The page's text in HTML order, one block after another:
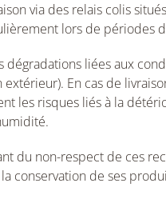
via des relais colis
lors de périodes
liées aux
En cas de
les risques liés à la
du non-respect de ces
conservation de ses